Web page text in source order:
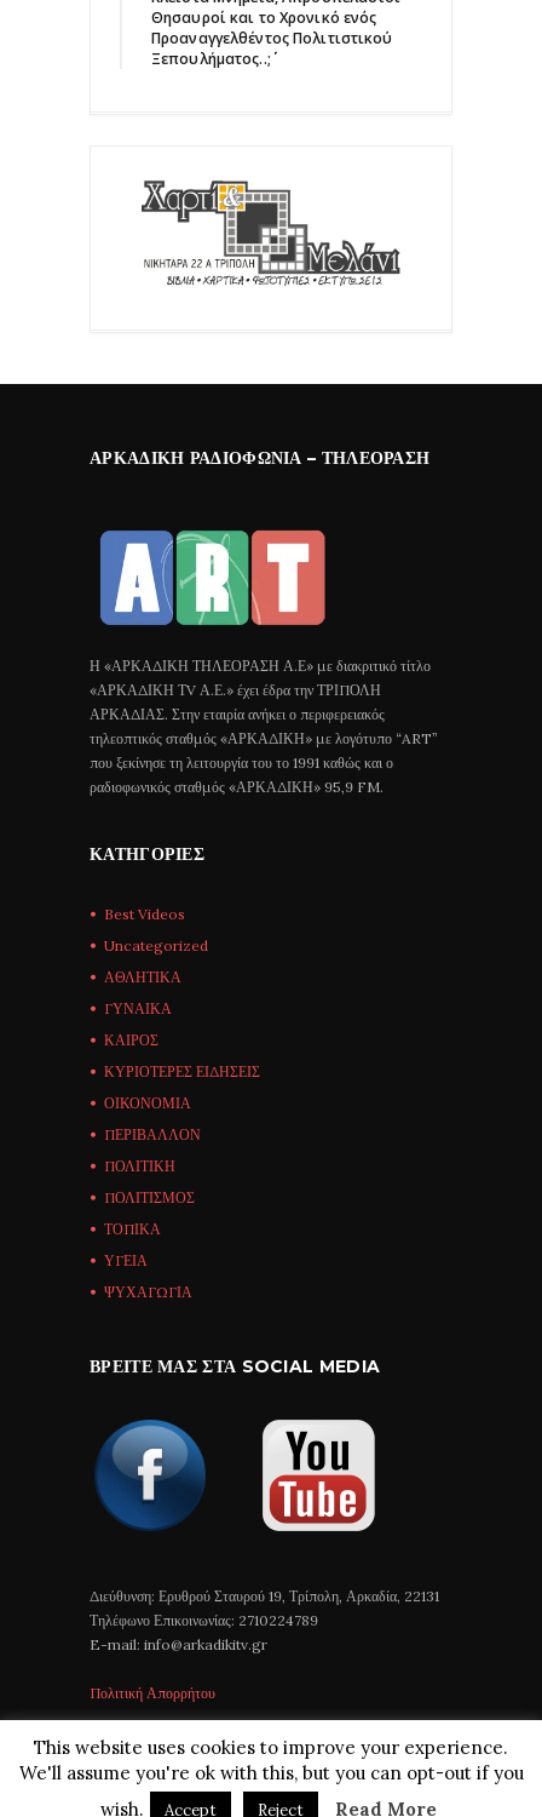
Θησαυροί και το Χρονικό ενός
Προαναγγελθέντος Πολιτιστικού
Ξεπουλήματος..;΄΄
ΑΡΚΑΔΙΚΉ ΡΑΔΙΟΦΩΝΊΑ – ΤΗΛΕΌΡΑΣΗ
Η «ΑΡΚΑΔΙΚΗ ΤΗΛΕΟΡΑΣΗ Α.Ε» με διακριτικό τίτλο
«ΑΡΚΑΔΙΚΗ ΤV Α.Ε.» έχει έδρα την ΤΡΙΠΟΛΗ
ΑΡΚΑΔΙΑΣ. Στην εταιρία ανήκει ο περιφερειακός
τηλεοπτικός σταθμός «ΑΡΚΑΔΙΚΗ» με λογότυπο “ART”
που ξεκίνησε τη λειτουργία του το 1991 καθώς και ο
ραδιοφωνικός σταθμός «ΑΡΚΑΔΙΚΗ» 95,9 FM.
ΚΑΤΗΓΟΡΊΕΣ
Best Videos
Uncategorized
ΑΘΛΗΤΙΚΑ
ΓΥΝΑΙΚΑ
ΚΑΙΡΟΣ
ΚΥΡΙΟΤΕΡΕΣ ΕΙΔΗΣΕΙΣ
ΟΙΚΟΝΟΜΙΑ
ΠΕΡΙΒΑΛΛΟΝ
ΠΟΛΙΤΙΚΗ
ΠΟΛΙΤΙΣΜΟΣ
ΤΟΠΙΚΑ
ΥΓΕΙΑ
ΨΥΧΑΓΩΓΙΑ
ΒΡΕΊΤΕ ΜΑΣ ΣΤΑ SOCIAL MEDIA
Διεύθυνση: Ερυθρού Σταυρού 19, Τρίπολη, Αρκαδία, 22131
Τηλέφωνο Επικοινωνίας: 2710224789
E-mail: info@arkadikitv.gr
Πολιτική Απορρήτου
This website uses cookies to improve your experience.
We'll assume you're ok with this, but you can opt-out if you
wish.
Accept Reject Read More